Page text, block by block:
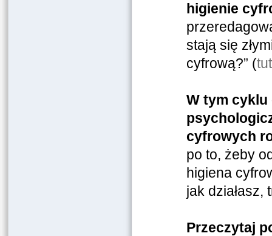
higienie
stają się
cyfrową?” (
W tym
cyfrowych
po to, żeby
higiena
jak działasz,
Przeczytaj